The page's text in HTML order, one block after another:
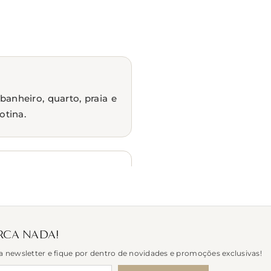
quarto, praia e
Linha Wave
NADA!
newsletter e fique por dentro de novidades e promoções exclusivas!